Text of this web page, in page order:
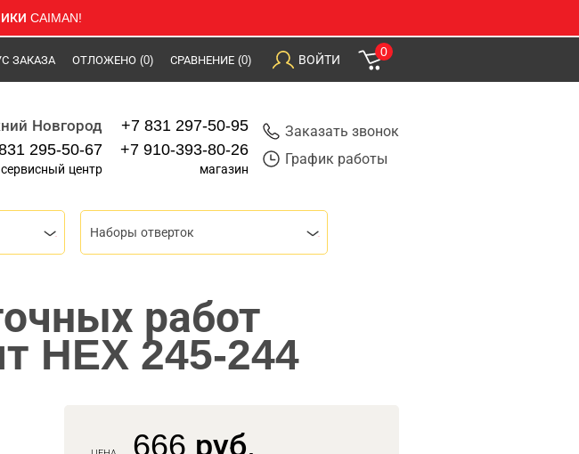
CAIMAN!
ЗАКАЗА ОТЛОЖЕНО (0) СРАВНЕНИЕ (0) ВОЙТИ
0
Новгород
295-50-67
сервисный центр
+7 831 297-50-95
+7 910-393-80-26
магазин
Заказать звонок
График работы
Наборы отверток
работ
HEX 245-244
666 руб.